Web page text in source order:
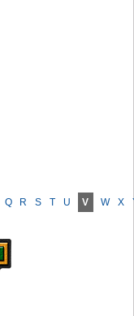
Q R S T U V W X